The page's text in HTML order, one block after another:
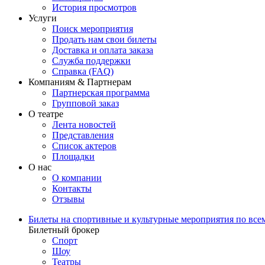
История просмотров
Услуги
Поиск мероприятия
Продать нам свои билеты
Доставка и оплата заказа
Служба поддержки
Справка (FAQ)
Компаниям & Партнерам
Партнерская программа
Групповой заказ
О театре
Лента новостей
Представления
Список актеров
Площадки
О нас
О компании
Контакты
Отзывы
Билеты на спортивные и культурные мероприятия по
Билетный брокер
Спорт
Шоу
Театры